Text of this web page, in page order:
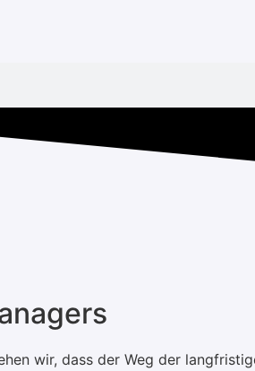
wir, dass der Weg der